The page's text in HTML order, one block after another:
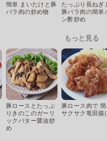
簡単 まいたけと豚
バラ肉の炒め物
たっぷり長ねぎ
豚バラ肉の簡単
ン酢炒め
もっと見る
豚ロースとたっぷ
りきのこのガーリ
ックバター醤油炒
め
豚ロース肉で
サクサク竜田揚